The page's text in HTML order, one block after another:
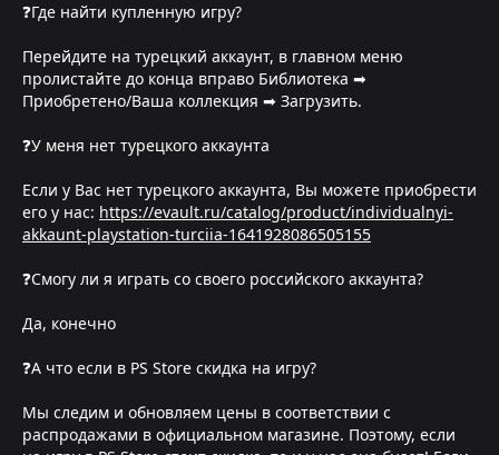
❓Где найти купленную игру?
Перейдите на турецкий аккаунт, в главном меню
пролистайте до конца вправо Библиотека ➡
Приобретено/Ваша коллекция ➡ Загрузить.
❓У меня нет турецкого аккаунта
Если у Вас нет турецкого аккаунта, Вы можете приобрести
его у нас: https://evault.ru/catalog/product/individualnyi-
akkaunt-playstation-turciia-1641928086505155
❓Смогу ли я играть со своего российского аккаунта?
Да, конечно
❓А что если в PS Store скидка на игру?
Мы следим и обновляем цены в соответствии с
распродажами в официальном магазине. Поэтому, если